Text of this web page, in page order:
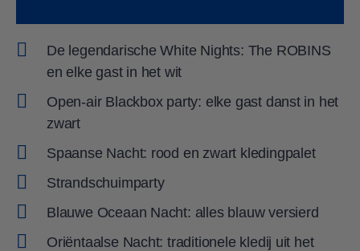
De legendarische White Nights: The ROBINS
en elke gast in het wit
Open-air Blackbox party: elke gast danst in het
zwart
Spaanse Nacht: rood en zwart kledingpalet
Strandschuimparty
Blauwe Oceaan Nacht: alles blauw versierd
Oriëntaalse Nacht: traditionele kledij uit het